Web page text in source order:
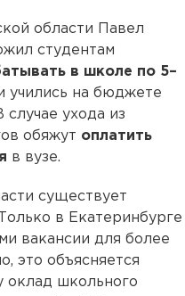
области Павел
студентам
в школе по 5–
учились на бюджете
ухода из
обяжут оплатить
в вузе.
существует
в Екатеринбурге
вакансии для более
это объясняется
оклад школьного